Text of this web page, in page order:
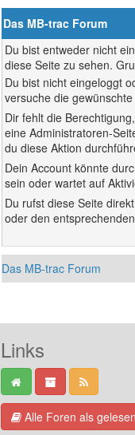
Das MB-trac Forum
Du bist entweder nicht
diese Seite zu sehen.
Du bist nicht eingeloggt
versuche die
Dir fehlt die
eine Administratoren-
du diese Aktion
Dein Account könnte
sein oder wartet auf
Du rufst diese Seite
oder den
Das MB-trac Forum
Links
Alle Foren als